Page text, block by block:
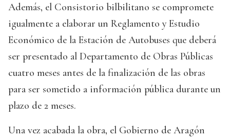
Además, el Consistorio bilbilitano se compromete
igualmente a elaborar un Reglamento y Estudio
Económico de la Estación de Autobuses que deberá
ser presentado al Departamento de Obras Públicas
cuatro meses antes de la finalización de las obras
para ser sometido a información pública durante un
plazo de 2 meses.
Una vez acabada la obra, el Gobierno de Aragón